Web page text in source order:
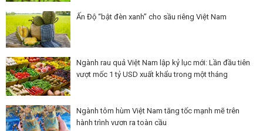
Ấn Độ “bật đèn xanh” cho sầu riêng Việt Nam
Ngành rau quả Việt Nam lập kỷ lục mới: Lần đầu tiên
vượt mốc 1 tỷ USD xuất khẩu trong một tháng
Ngành tôm hùm Việt Nam tăng tốc mạnh mẽ trên
hành trình vươn ra toàn cầu